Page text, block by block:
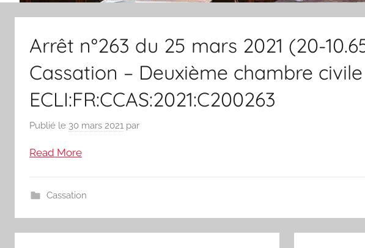
Arrêt n°263 du 25 mars 2021 (20-
Cassation – Deuxième chambre
ECLI:FR:CCAS:2021:C200263
Publié le 30 mars 2021 par
Read More
Cassation